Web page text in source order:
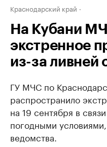
Краснодарский край
На Кубани
экстренное
из-за ливней
ГУ МЧС по
распространило
на 19 сентября в
погодными
ведомства.